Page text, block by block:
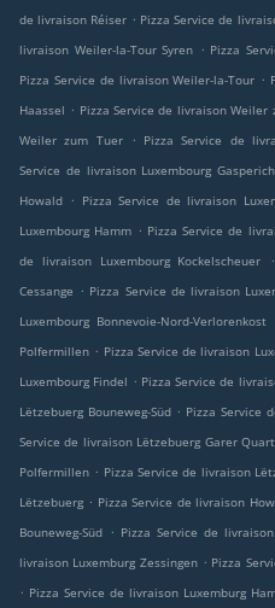
de livraison Réiser . Pizza Service de
livraison Weiler-la-Tour Syren . Pizza
Pizza Service de livraison Weiler-la-Tour .
Haassel . Pizza Service de livraison Weiler
Weiler zum Tuer
. Pizza Service de
Service de livraison Luxembourg Gasperich
Howald . Pizza Service de livraison
Luxembourg Hamm . Pizza Service de
de livraison Luxembourg Kockelscheuer
.
Cessange . Pizza Service de livraison
Luxembourg Bonnevoie-Nord-Verlorenkost
Polfermillen . Pizza Service de livraison
Luxembourg Findel . Pizza Service de
Lëtzebuerg Bouneweg-Süd . Pizza Service
Service de livraison Lëtzebuerg Garer
Polfermillen . Pizza Service de livraison
Lëtzebuerg . Pizza Service de livraison
Bouneweg-Süd . Pizza Service de
livraison Luxemburg Zessingen . Pizza
. Pizza Service de livraison Luxemburg